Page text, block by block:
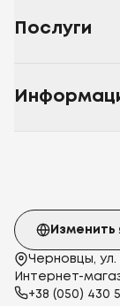
Послуги
Черновцы, ул.
Интернет-
+38 (050) 430
Изменить